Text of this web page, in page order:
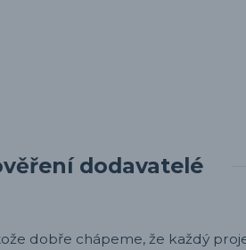
dodavatelé
dobře chápeme, že každý